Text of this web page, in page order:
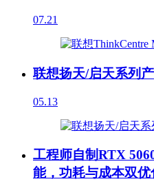
07.21
联想扬天/启天系列
05.13
工程师自制RTX
能，功耗与成本双优